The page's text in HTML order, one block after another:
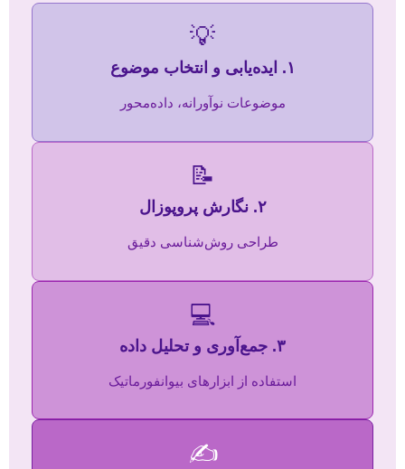
💡
۱. ایده‌یابی و انتخاب موضوع
موضوعات نوآورانه، داده‌محور
📝
۲. نگارش پروپوزال
طراحی روش‌شناسی دقیق
💻
۳. جمع‌آوری و تحلیل داده
استفاده از ابزارهای بیوانفورماتیک
✍️